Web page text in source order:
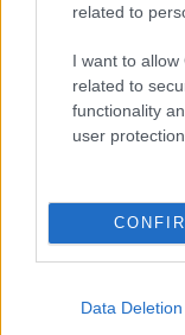
related to
I want to
related to
functionality
user protection.
Data Deletion
Ελλάδα|